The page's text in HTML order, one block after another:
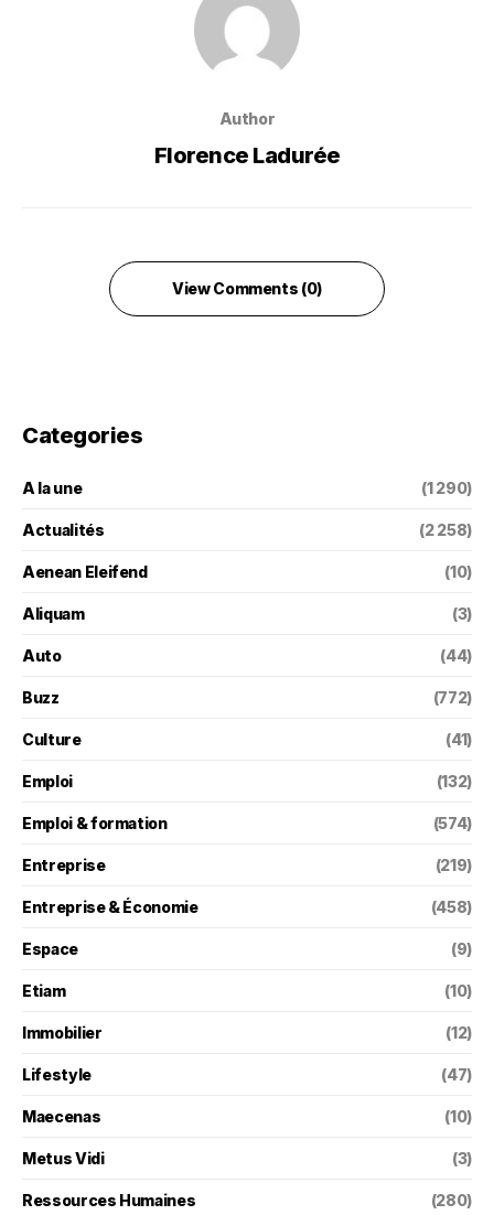
Author
Florence Ladurée
View Comments (0)
Categories
A la une (1 290)
Actualités (2 258)
Aenean Eleifend (10)
Aliquam (3)
Auto (44)
Buzz (772)
Culture (41)
Emploi (132)
Emploi & formation (574)
Entreprise (219)
Entreprise & Économie (458)
Espace (9)
Etiam (10)
Immobilier (12)
Lifestyle (47)
Maecenas (10)
Metus Vidi (3)
Ressources Humaines (280)